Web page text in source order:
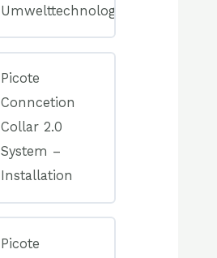
Umwelttechnologen
0%
COMPLETE
0/0
Elemente(n)
Picote
Conncetion
Collar 2.0
System –
Installation
0%
COMPLETE
0/0
Elemente(n)
Picote